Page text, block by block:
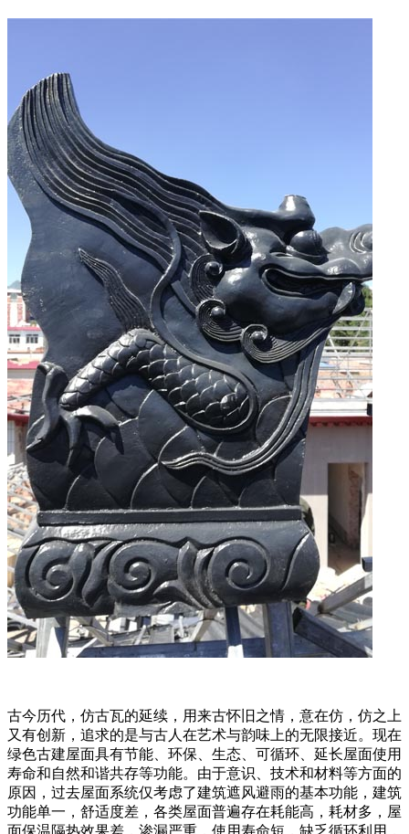
古今历代，仿古瓦的延续，用来古怀旧之情，意在仿，仿之上
又有创新，追求的是与古人在艺术与韵味上的无限接近。现在
绿色古建屋面具有节能、环保、生态、可循环、延长屋面使用
寿命和自然和谐共存等功能。由于意识、技术和材料等方面的
原因，过去屋面系统仅考虑了建筑遮风避雨的基本功能，建筑
功能单一，舒适度差，各类屋面普遍存在耗能高，耗材多，屋